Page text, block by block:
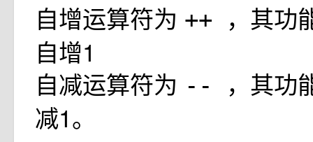
自增运算符为 ++
，其功
自增1
自减运算符为 --
，其功
减1。